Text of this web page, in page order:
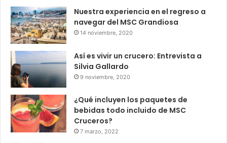
Nuestra experiencia en el regreso a
navegar del MSC Grandiosa
14 noviembre, 2020
Así es vivir un crucero: Entrevista a
Silvia Gallardo
9 noviembre, 2020
¿Qué incluyen los paquetes de
bebidas todo incluido de MSC
Cruceros?
7 marzo, 2022